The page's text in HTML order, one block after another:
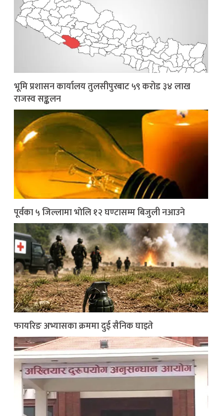
भूमि प्रशासन कार्यालय तुलसीपुरबाट ५९ करोड ३४ लाख
राजस्व सङ्कलन
पूर्वका ५ जिल्लामा भाेलि १२ घण्टासम्म बिजुली नआउने
फायरिङ अभ्यासका क्रममा दुई सैनिक घाइते